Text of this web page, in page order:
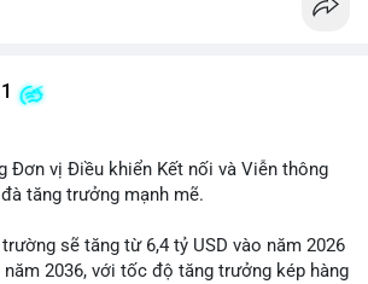
long/short.
lớn' giúp giảm áp lực USD. • Binance hỗ
• Bài đăng hấp dẫn về $HFT, $SKYAI,
NGHỊ: Tâm lý thị trường đang phân
và tin cậy từ các dự án lớn (BTC,
không có thông tin rõ ràng về quy định.
Đơn vị Điều khiển Kết nối và Viễn thông
tăng trưởng mạnh mẽ.
sẽ tăng từ 6,4 tỷ USD vào năm 2026
năm 2036, với tốc độ tăng trưởng kép hàng